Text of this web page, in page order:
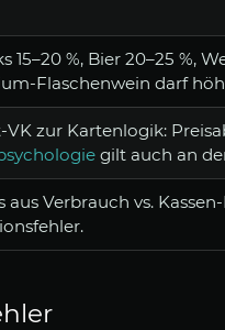
15–20 %, Bier 20–25 %,
Flaschenwein darf
zur Kartenlogik:
gilt auch an
Verbrauch vs.